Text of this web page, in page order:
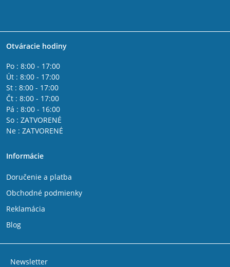
Otváracie hodiny
Po : 8:00 - 17:00
Út : 8:00 - 17:00
St : 8:00 - 17:00
Čt : 8:00 - 17:00
Pá : 8:00 - 16:00
So : ZATVORENÉ
Ne : ZATVORENÉ
Informácie
Doručenie a platba
Obchodné podmienky
Reklamácia
Blog
Newsletter